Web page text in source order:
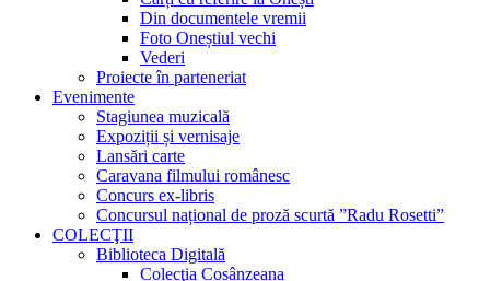
Din documentele vremii
Foto Oneștiul vechi
Vederi
Proiecte în parteneriat
Evenimente
Stagiunea muzicală
Expoziții și vernisaje
Lansări carte
Caravana filmului românesc
Concurs ex-libris
Concursul național de proză scurtă ”Radu Rosetti”
COLECŢII
Biblioteca Digitală
Colecţia Cosânzeana